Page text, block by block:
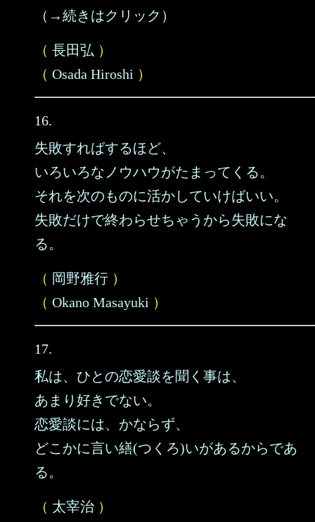
（→続きはクリック）
（ 長田弘 ）
（ Osada Hiroshi ）
16.
失敗すればするほど、
いろいろなノウハウがたまってくる。
それを次のものに活かしていけばいい。
失敗だけで終わらせちゃうから失敗にな
る。
（ 岡野雅行 ）
（ Okano Masayuki ）
17.
私は、ひとの恋愛談を聞く事は、
あまり好きでない。
恋愛談には、かならず、
どこかに言い繕(つくろ)いがあるからであ
る。
（ 太宰治 ）